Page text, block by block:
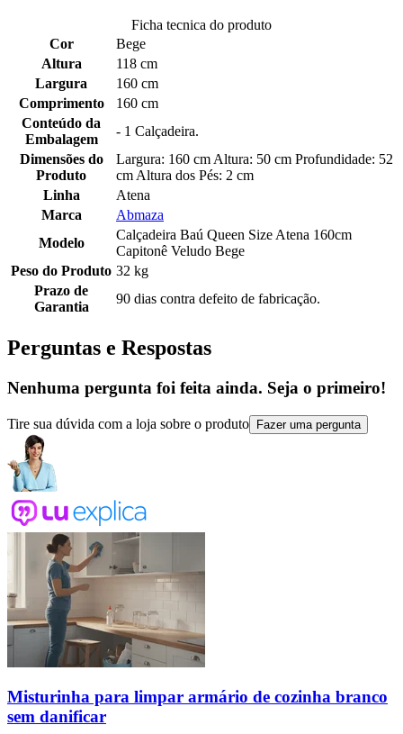
Ficha tecnica do produto
Cor
Bege
Altura
118 cm
Largura
160 cm
Comprimento
160 cm
Conteúdo da
Embalagem
- 1 Calçadeira.
Dimensões do
Produto
Largura: 160 cm Altura: 50 cm Profundidade: 52
cm Altura dos Pés: 2 cm
Linha
Atena
Marca
Abmaza
Modelo
Calçadeira Baú Queen Size Atena 160cm
Capitonê Veludo Bege
Peso do Produto 32 kg
Prazo de
Garantia
90 dias contra defeito de fabricação.
Perguntas e Respostas
Nenhuma pergunta foi feita ainda. Seja o primeiro!
Tire sua dúvida com a loja sobre o produto Fazer uma pergunta
Misturinha para limpar armário de cozinha branco
sem danificar